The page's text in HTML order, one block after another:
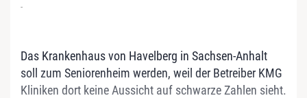
-
Das Krankenhaus von Havelberg in Sachsen-Anhalt
soll zum Seniorenheim werden, weil der Betreiber KMG
Kliniken dort keine Aussicht auf schwarze Zahlen sieht.